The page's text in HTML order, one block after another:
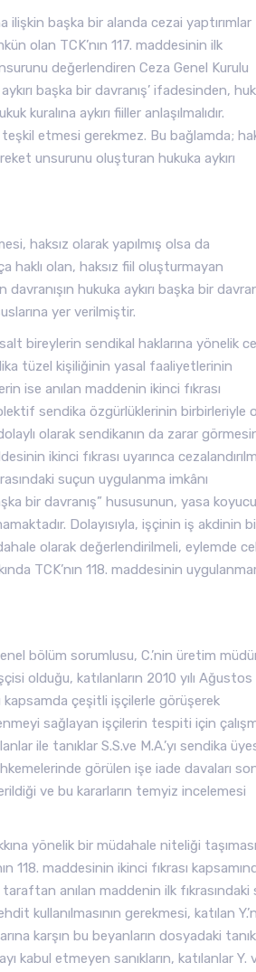
ilişkin başka bir alanda cezai yaptırımlar
olan TCK’nın 117. maddesinin ilk
değerlendiren Ceza Genel Kurulu
başka bir davranış’ ifadesinden,
aykırı fiiller anlaşılmalıdır.
etmesi gerekmez. Bu bağlamda;
unsurunu oluşturan hukuka aykırı
haksız olarak yapılmış olsa da
haklı olan, haksız fiil oluşturmayan
hukuka aykırı başka bir
yer verilmiştir.
bireylerin sendikal haklarına yönelik
tüzel kişiliğinin yasal faaliyetlerinin
ise anılan maddenin ikinci fıkrası
sendika özgürlüklerinin birbirleriyle
olarak sendikanın da zarar
ikinci fıkrası uyarınca
suçun uygulanma imkânı
bir davranış” hususunun, yasa
Dolayısıyla, işçinin iş akdinin
olarak değerlendirilmeli, eylemde
TCK’nın 118. maddesinin
bölüm sorumlusu, C.’nin üretim
olduğu, katılanların 2010 yılı Ağustos
kapsamda çeşitli işçilerle görüşerek
sağlayan işçilerin tespiti için
ile tanıklar S.S.ve M.A.’yı sendika
görülen işe iade davaları
ve bu kararların temyiz incelemesi
yönelik bir müdahale niteliği
118. maddesinin ikinci fıkrası
anılan maddenin ilk fıkrasındaki
kullanılmasının gerekmesi, katılan
karşın bu beyanların dosyadaki tanık
kabul etmeyen sanıkların, katılanlar Y.